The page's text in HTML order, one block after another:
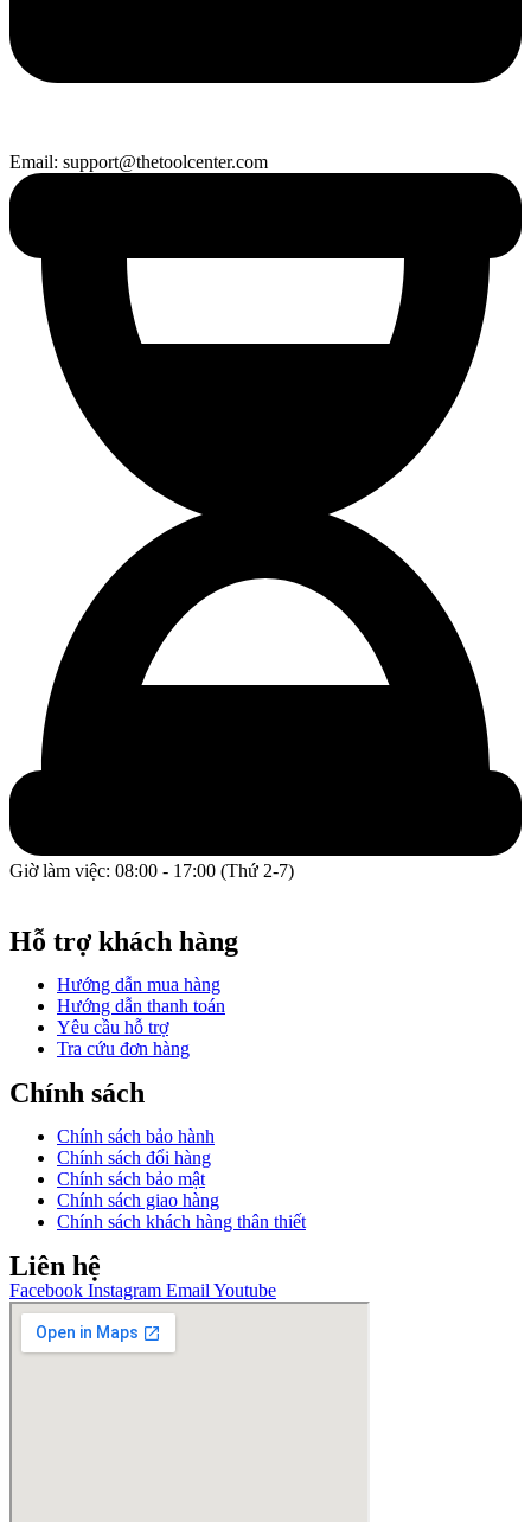
Email: support@thetoolcenter.com
Giờ làm việc: 08:00 - 17:00 (Thứ 2-7)
Hỗ trợ khách hàng
Hướng dẫn mua hàng
Hướng dẫn thanh toán
Yêu cầu hỗ trợ
Tra cứu đơn hàng
Chính sách
Chính sách bảo hành
Chính sách đổi hàng
Chính sách bảo mật
Chính sách giao hàng
Chính sách khách hàng thân thiết
Liên hệ
Facebook Instagram Email Youtube